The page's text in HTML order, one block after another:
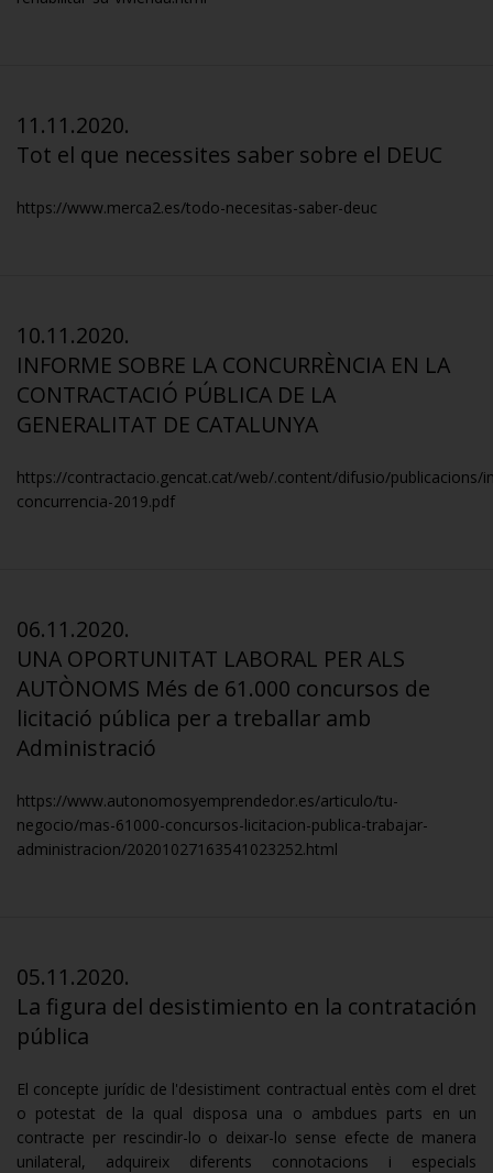
11.11.2020.
Tot el que necessites saber sobre el DEUC
https://www.merca2.es/todo-necesitas-saber-deuc
10.11.2020.
INFORME SOBRE LA CONCURRÈNCIA EN LA
CONTRACTACIÓ PÚBLICA DE LA
GENERALITAT DE CATALUNYA
https://contractacio.gencat.cat/web/.content/difusio/
concurrencia-2019.pdf
06.11.2020.
UNA OPORTUNITAT LABORAL PER ALS
AUTÒNOMS Més de 61.000 concursos de
licitació pública per a treballar amb
Administració
https://www.autonomosyemprendedor.es/articulo/tu-
negocio/mas-61000-concursos-licitacion-publica-trabajar-
administracion/20201027163541023252.html
05.11.2020.
La figura del desistimiento en la contratación
pública
El concepte jurídic de l'desistiment contractual entès com el dret
o potestat de la qual disposa una o ambdues parts en un
contracte per rescindir-lo o deixar-lo sense efecte de manera
unilateral, adquireix diferents connotacions i especials